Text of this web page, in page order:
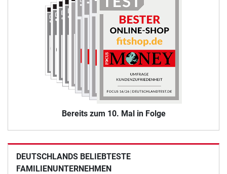
Bereits zum 10. Mal in Folge
DEUTSCHLANDS BELIEBTESTE
FAMILIENUNTERNEHMEN